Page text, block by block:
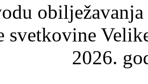
svetkovine
2026.